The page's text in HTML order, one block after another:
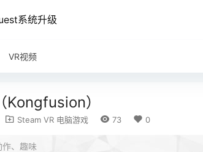
系统升级
VR视频
Kongfusion）
Steam VR 电脑游戏 73 0
作、趣味